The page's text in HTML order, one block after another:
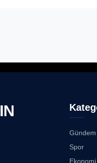
Gündem
Spor
Ekonomi